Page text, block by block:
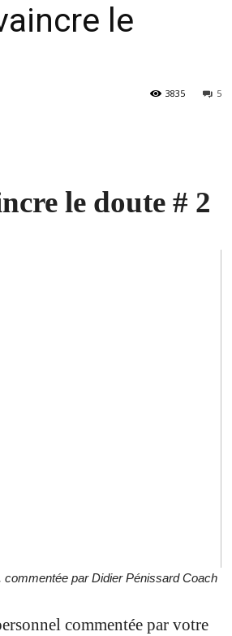
le
5
3835
le doute # 2
par Didier Pénissard Coach
commentée par votre